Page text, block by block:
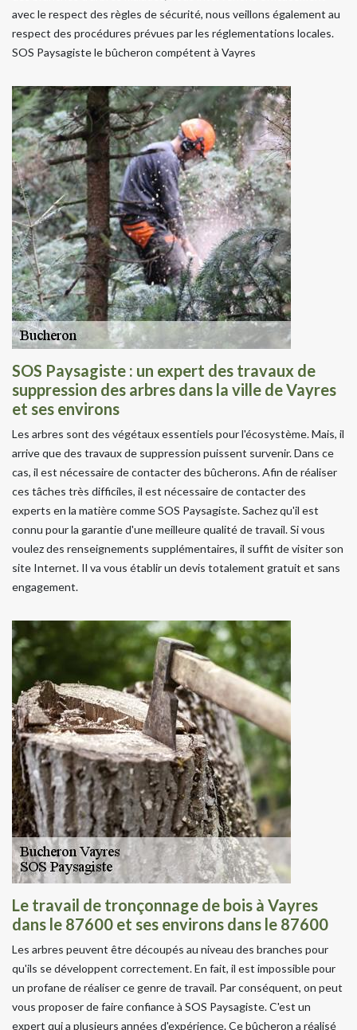
avec le respect des règles de sécurité, nous veillons également au
respect des procédures prévues par les réglementations locales.
SOS Paysagiste le bûcheron compétent à Vayres
SOS Paysagiste : un expert des travaux de
suppression des arbres dans la ville de Vayres
et ses environs
Les arbres sont des végétaux essentiels pour l'écosystème. Mais, il
arrive que des travaux de suppression puissent survenir. Dans ce
cas, il est nécessaire de contacter des bûcherons. Afin de réaliser
ces tâches très difficiles, il est nécessaire de contacter des
experts en la matière comme SOS Paysagiste. Sachez qu'il est
connu pour la garantie d'une meilleure qualité de travail. Si vous
voulez des renseignements supplémentaires, il suffit de visiter son
site Internet. Il va vous établir un devis totalement gratuit et sans
engagement.
Le travail de tronçonnage de bois à Vayres
dans le 87600 et ses environs dans le 87600
Les arbres peuvent être découpés au niveau des branches pour
qu'ils se développent correctement. En fait, il est impossible pour
un profane de réaliser ce genre de travail. Par conséquent, on peut
vous proposer de faire confiance à SOS Paysagiste. C'est un
expert qui a plusieurs années d'expérience. Ce bûcheron a réalisé